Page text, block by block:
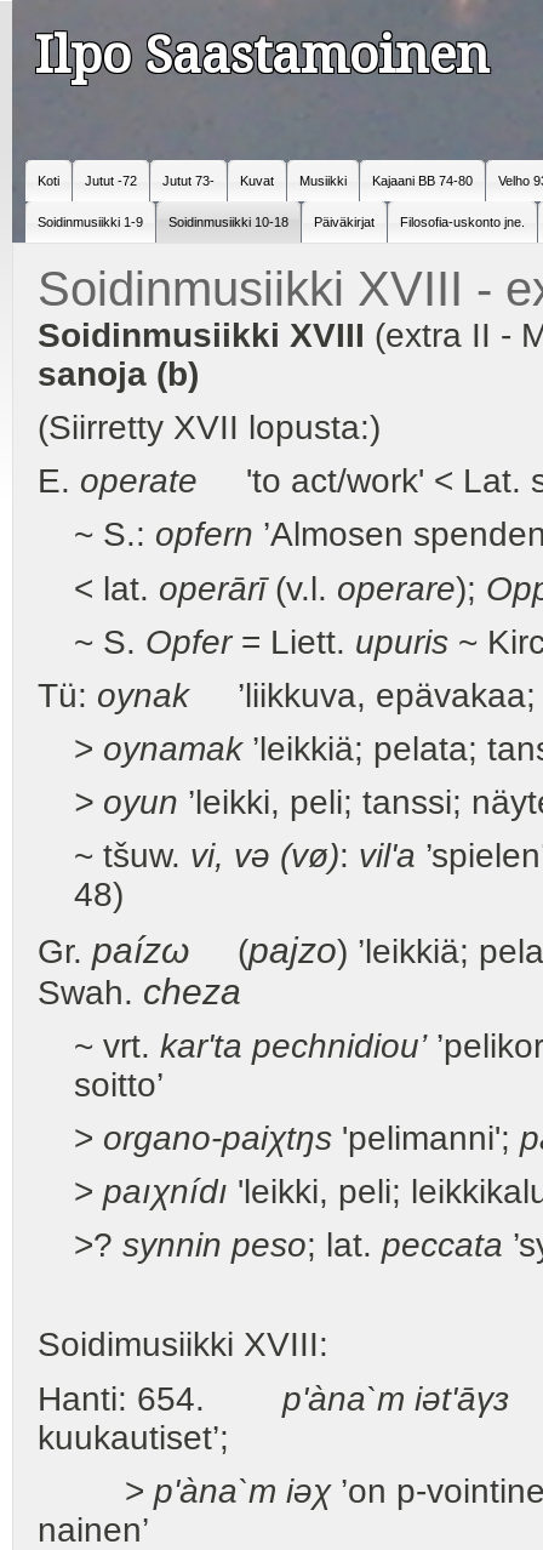
Ilpo Saastamoinen
Koti Jutut -72 Jutut 73- Kuvat Musiikki Kajaani BB 74-80 Velho
Soidinmusiikki 1-9 Soidinmusiikki 10-18 Päiväkirjat Filosofia-uskonto jne.
Soidinmusiikki XVIII -
Soidinmusiikki XVIII (extra II -
sanoja (b)
(Siirretty XVII lopusta:)
E. operate 'to act/work' < Lat.
~ S.: opfern ’Almosen
< lat. operārī(v.l. operare);
~ S. Opfer= Liett. upuris ~
Tü: oynak’liikkuva, epävakaa;
> oynamak’leikkiä; pelata;
> oyun ’leikki, peli; tanssi;
~ tšuw. vi, və (vø): vil'a
48)
Gr. paízω (pajzo) ’leikkiä;
Swah. cheza
~ vrt. kar'ta pechnidiou’
soitto’
> organo-paiχtŋs 'pelimanni';
> paıχnídı 'leikki, peli;
>? synnin peso; lat. peccata
Soidimusiikki XVIII:
Hanti: 654. p'àna`m iət'āγз
kuukautiset’;
> p'àna`m iəχ’on p-
nainen’